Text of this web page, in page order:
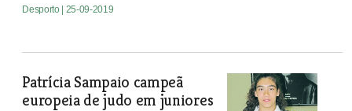
Desporto | 25-09-2019
Patrícia Sampaio campeã
europeia de judo em juniores